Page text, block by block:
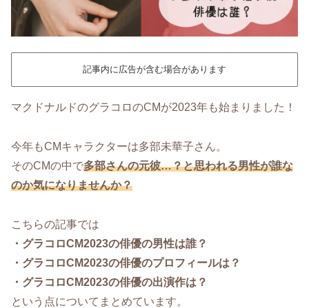
記事内に広告が含む場合があります
マクドナルドのグラコロのCMが2023年も始まりました！
今年もCMキャラクターは多部未華子さん。
そのCMの中で多部さんの元彼…？と思われる男性が誰な
のか気になりませんか？
こちらの記事では
・グラコロCM2023の俳優の男性は誰？
・グラコロCM2023の俳優のプロフィールは？
・グラコロCM2023の俳優の出演作は？
という点についてまとめています。